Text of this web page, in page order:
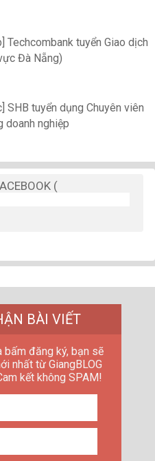
Techcombank tuyển Giao dịch
Đà Nẵng)
SHB tuyển dụng Chuyên viên
doanh nghiệp
(
BÀI VIẾT
bấm đăng ký, bạn sẽ
nhất từ GiangBLOG
kết không SPAM!